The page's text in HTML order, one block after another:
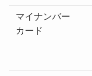
マイナンバー
カード